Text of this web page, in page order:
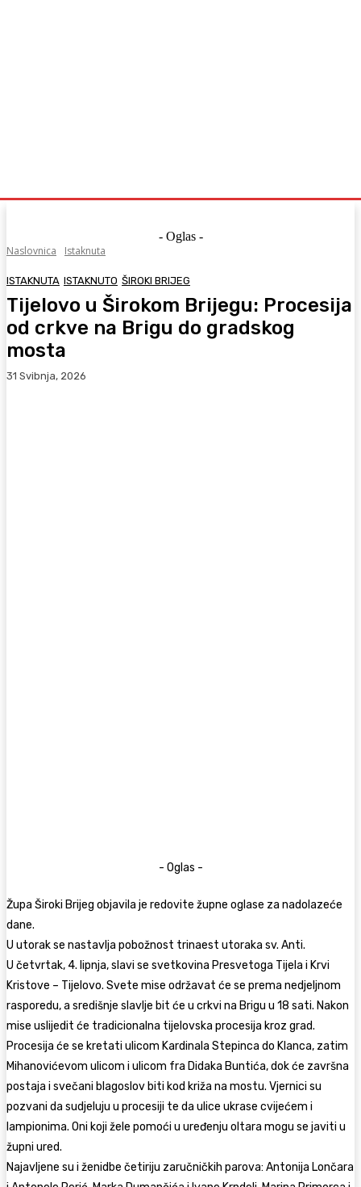
- Oglas -
Naslovnica
Istaknuta
ISTAKNUTA ISTAKNUTO ŠIROKI BRIJEG
Tijelovo u Širokom Brijegu: Procesija
od crkve na Brigu do gradskog
mosta
31 Svibnja, 2026
- Oglas -
Župa Široki Brijeg objavila je redovite župne oglase za nadolazeće
dane.
U utorak se nastavlja pobožnost trinaest utoraka sv. Anti.
U četvrtak, 4. lipnja, slavi se svetkovina Presvetoga Tijela i Krvi
Kristove – Tijelovo. Svete mise održavat će se prema nedjeljnom
rasporedu, a središnje slavlje bit će u crkvi na Brigu u 18 sati. Nakon
mise uslijedit će tradicionalna tijelovska procesija kroz grad.
Procesija će se kretati ulicom Kardinala Stepinca do Klanca, zatim
Mihanovićevom ulicom i ulicom fra Didaka Buntića, dok će završna
postaja i svečani blagoslov biti kod križa na mostu. Vjernici su
pozvani da sudjeluju u procesiji te da ulice ukrase cvijećem i
lampionima. Oni koji žele pomoći u uređenju oltara mogu se javiti u
župni ured.
Najavljene su i ženidbe četiriju zaručničkih parova: Antonija Lončara